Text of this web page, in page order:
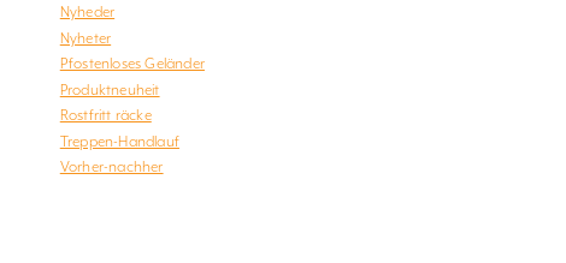
Nyheder
Nyheter
Pfostenloses Geländer
Produktneuheit
Rostfritt räcke
Treppen-Handlauf
Vorher-nachher